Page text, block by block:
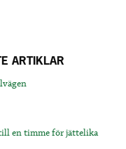
ARTIKLAR
en timme för jättelika